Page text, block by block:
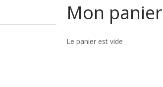
Mon panier
Le panier est vide